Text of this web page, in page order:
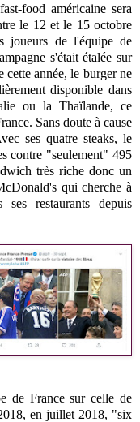
food américaine sera
le 12 et le 15 octobre
joueurs de l'équipe de
s'était étalée sur
cette année, le burger ne
disponible dans
ou la Thaïlande, ce
Sans doute à cause
ses quatre steaks, le
contre "seulement" 495
très riche donc un
qui cherche à
restaurants depuis
de France sur celle de
en juillet 2018, "six